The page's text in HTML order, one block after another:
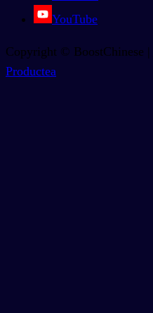
YouTube
Copyright © BoostChinese |
Productea